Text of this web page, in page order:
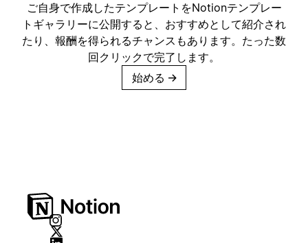
ご自身で作成したテンプレートをNotionテンプレー
トギャラリーに公開すると、おすすめとして紹介され
たり、報酬を得られるチャンスもあります。たった数
回クリックで完了します。
始める →